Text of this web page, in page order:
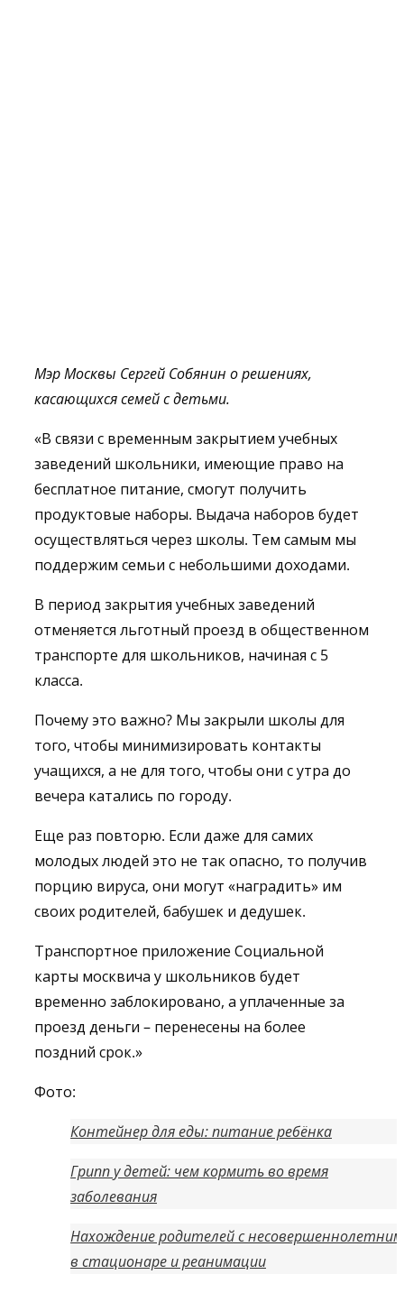
Мэр Москвы Сергей Собянин о решениях,
касающихся семей с детьми.
«В связи с временным закрытием учебных
заведений школьники, имеющие право на
бесплатное питание, смогут получить
продуктовые наборы. Выдача наборов будет
осуществляться через школы. Тем самым мы
поддержим семьи с небольшими доходами.
В период закрытия учебных заведений
отменяется льготный проезд в общественном
транспорте для школьников, начиная с 5
класса.
Почему это важно? Мы закрыли школы для
того, чтобы минимизировать контакты
учащихся, а не для того, чтобы они с утра до
вечера катались по городу.
Еще раз повторю. Если даже для самих
молодых людей это не так опасно, то получив
порцию вируса, они могут «наградить» им
своих родителей, бабушек и дедушек.
Транспортное приложение Социальной
карты москвича у школьников будет
временно заблокировано, а уплаченные за
проезд деньги – перенесены на более
поздний срок.»
Фото:
Контейнер для еды: питание ребёнка
Грипп у детей: чем кормить во время
заболевания
Нахождение родителей с несовершеннолетним
в стационаре и реанимации